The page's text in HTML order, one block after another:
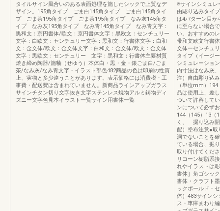
タイルサイン風合いのある表面処理を施したシックで上質なデ
ザイン。195角タイプ ごま白145角タイプ ごま白145角タイ
プ ごま茶195角タイプ ごま茶195角タイプ なみ灰145角タ
イプ なみ灰195角タイプ なみ青145角タイプ なみ青文字：
黒和文：京円書体/欧文：京円書体文字：黒欧文：センチュリー
文字：白欧文：センチュリー文字：黒和文：行書体文字：白和
文：金文体/欧文：金文体文字：白和文：金文体/欧文：金文体
文字：黒欧文：センチュリー 文字：黒和文：行書体主要材質
焼き締め陶器/施釉（せゆう）本体白・黒・金・銀ごま白/ごま
茶/なみ灰/なみ青文字・イラスト部色482商品の色は印刷の性質
上、実物と多少違うことがあります。表示価格には消費税・工
事費・配送費は含まれていません。新商品ラインアップガラス
サインチタン切り文字抜き文字ステンレス焼物アルミ鋳物ディ
ズニー文字色見本イラスト一覧サイン用書体一覧
※サインシミュレ
由彫り込みタイ
は4パターン目か
に至らない場合
い。おすすめの
帯和文欧文行書
文体ーセンチュ
タイプ（イージ
シミュレーショ
内寸法はなみ灰
注）自由彫り込
（単位mm）
品は使用上、差
ついて許容して
ンについて必ず
144（145）13
く、 掘り込み
配）塗布注意●取
洞でないことを
ている場合、掘
取り付けてくだ
リコーン樹脂系
れやイラストは
書体］角ゴシッ
書体・クラフト
ックボールド・
体）483サインシ
ス・車庫まわり